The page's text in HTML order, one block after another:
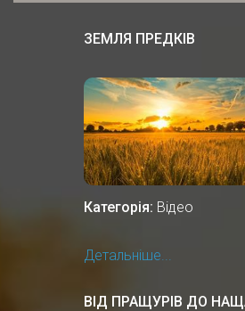
ЗЕМЛЯ ПРЕДКІВ
Категорія: Відео
Детальніше...
ВІД ПРАЩУРІВ ДО